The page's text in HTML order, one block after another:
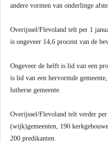
andere vormen van onderlinge
Overijssel/Flevoland telt per 1
is ongeveer 14,6 procent van de
Ongeveer de helft is lid van een
is lid van een hervormde
lutherse gemeente.
Overijssel/Flevoland telt verder
(wijk)gemeenten, 190
200 predikanten.